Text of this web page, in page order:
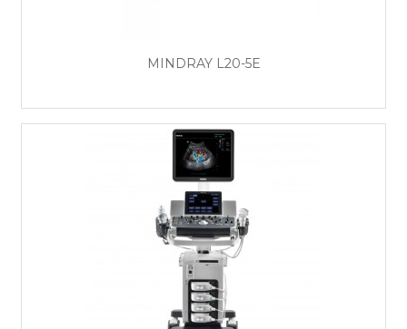
MINDRAY L20-5E